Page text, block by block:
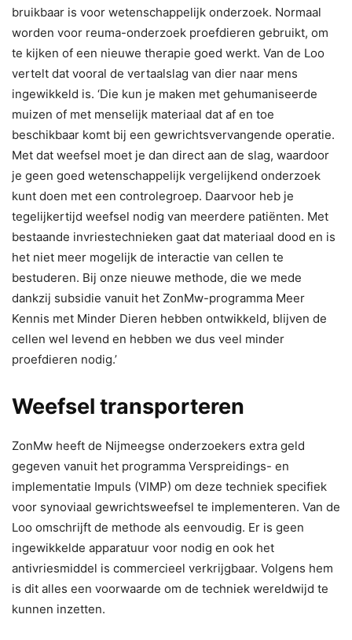
bruikbaar is voor wetenschappelijk onderzoek. Normaal
worden voor reuma-onderzoek proefdieren gebruikt, om
te kijken of een nieuwe therapie goed werkt. Van de Loo
vertelt dat vooral de vertaalslag van dier naar mens
ingewikkeld is. ‘Die kun je maken met gehumaniseerde
muizen of met menselijk materiaal dat af en toe
beschikbaar komt bij een gewrichtsvervangende operatie.
Met dat weefsel moet je dan direct aan de slag, waardoor
je geen goed wetenschappelijk vergelijkend onderzoek
kunt doen met een controlegroep. Daarvoor heb je
tegelijkertijd weefsel nodig van meerdere patiënten. Met
bestaande invriestechnieken gaat dat materiaal dood en is
het niet meer mogelijk de interactie van cellen te
bestuderen. Bij onze nieuwe methode, die we mede
dankzij subsidie vanuit het ZonMw-programma Meer
Kennis met Minder Dieren hebben ontwikkeld, blijven de
cellen wel levend en hebben we dus veel minder
proefdieren nodig.’
Weefsel transporteren
ZonMw heeft de Nijmeegse onderzoekers extra geld
gegeven vanuit het programma Verspreidings- en
implementatie Impuls (VIMP) om deze techniek specifiek
voor synoviaal gewrichtsweefsel te implementeren. Van de
Loo omschrijft de methode als eenvoudig. Er is geen
ingewikkelde apparatuur voor nodig en ook het
antivriesmiddel is commercieel verkrijgbaar. Volgens hem
is dit alles een voorwaarde om de techniek wereldwijd te
kunnen inzetten.